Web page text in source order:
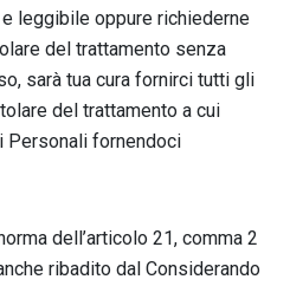
leggibile oppure richiederne
del trattamento senza
sarà tua cura fornirci tutti gli
del trattamento a cui
Personali fornendoci
dell’articolo 21, comma 2
ribadito dal Considerando